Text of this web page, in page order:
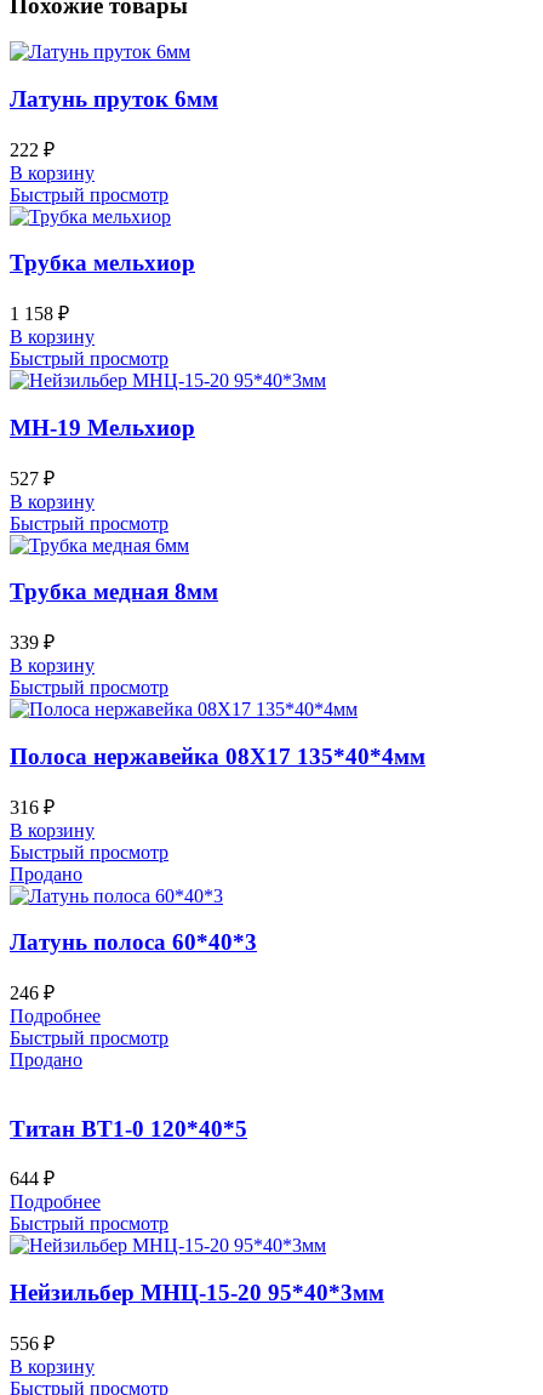
Латунь пруток 6мм
222 ₽
В корзину
Быстрый просмотр
Трубка мельхиор
1 158 ₽
В корзину
Быстрый просмотр
МН-19 Мельхиор
527 ₽
В корзину
Быстрый просмотр
Трубка медная 8мм
339 ₽
В корзину
Быстрый просмотр
Полоса нержавейка 08Х17 135*40*4мм
316 ₽
В корзину
Быстрый просмотр
Продано
Латунь полоса 60*40*3
246 ₽
Подробнее
Быстрый просмотр
Продано
Титан ВТ1-0 120*40*5
644 ₽
Подробнее
Быстрый просмотр
Нейзильбер МНЦ-15-20 95*40*3мм
556 ₽
В корзину
Быстрый просмотр